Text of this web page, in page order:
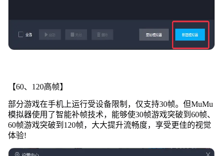
【60、120高帧】
部分游戏在手机上运行受设备限制，仅支持30帧。但MuMu
模拟器使用了智能补帧技术，能够使30帧游戏突破到60帧、
60帧游戏突破到120帧，大大提升流畅度，享受更佳的视觉
体验!